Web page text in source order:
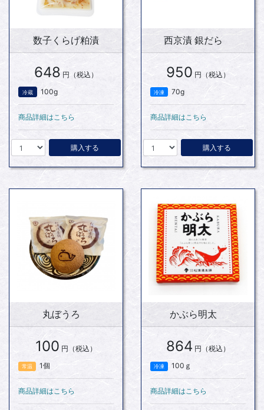
数子くらげ粕漬
648 円（税込）
冷蔵 100g
商品詳細はこちら
購入する
西京漬 銀だら
950 円（税込）
冷凍 70g
商品詳細はこちら
購入する
丸ぼうろ
100 円（税込）
常温 1個
商品詳細はこちら
かぶら明太
864 円（税込）
冷凍 100ｇ
商品詳細はこちら